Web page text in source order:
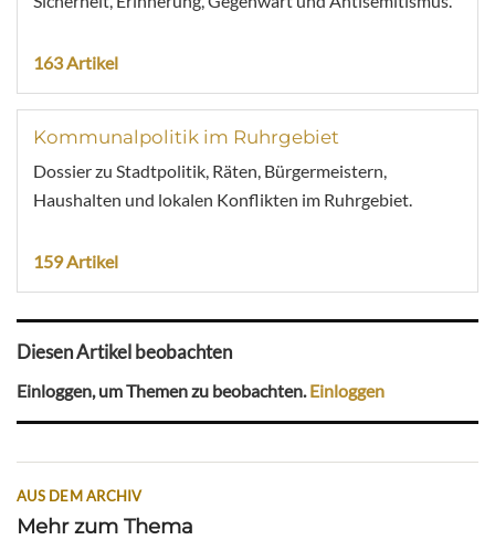
163 Artikel
Kommunalpolitik im Ruhrgebiet
Dossier zu Stadtpolitik, Räten, Bürgermeistern,
Haushalten und lokalen Konflikten im Ruhrgebiet.
159 Artikel
Diesen Artikel beobachten
Einloggen, um Themen zu beobachten.Einloggen
AUS DEM ARCHIV
Mehr zum Thema